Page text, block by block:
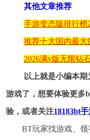
其他文章推荐
手游变态版排行榜
推荐十大国内最大
2026满v版无限钻
以上就是小编本
游戏了，想要体验更多
验，或者关注18183bt
BT玩家找游戏、领